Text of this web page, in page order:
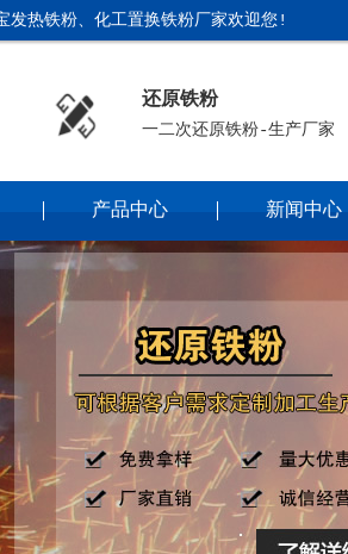
发热铁粉、化工置换铁粉厂家欢迎您!
还原铁粉
一二次还原铁粉-生产厂家
产品中心 新闻中心